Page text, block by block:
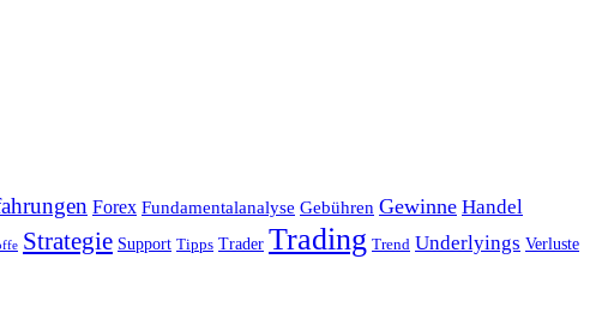
Forex Fundamentalanalyse Gebühren Gewinne Handel
Strategie Support Tipps Trader Trading Trend Underlyings Verluste